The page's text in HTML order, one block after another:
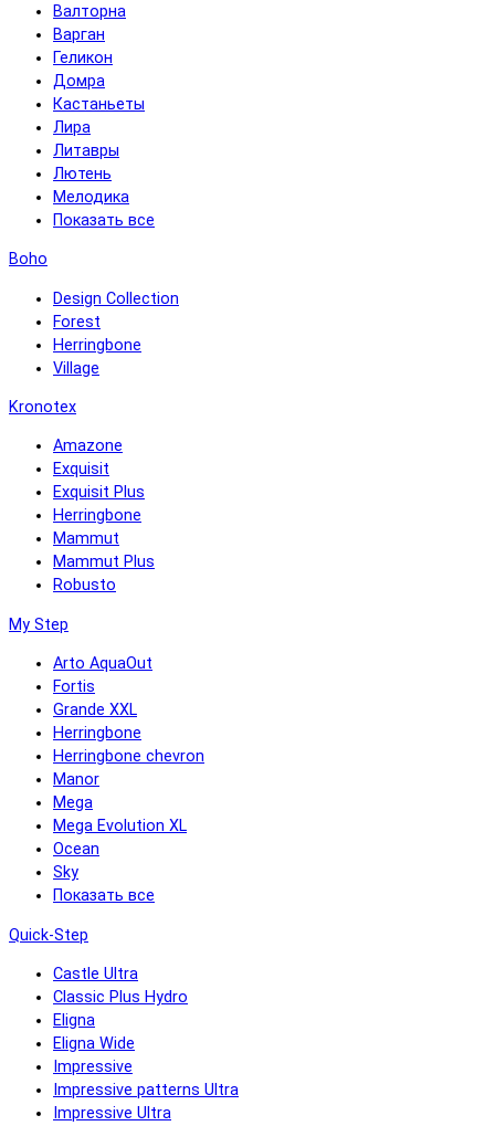
Валторна
Варган
Геликон
Домра
Кастаньеты
Лира
Литавры
Лютень
Мелодика
Показать все
Boho
Design Collection
Forest
Herringbone
Village
Kronotex
Amazone
Exquisit
Exquisit Plus
Herringbone
Mammut
Mammut Plus
Robusto
My Step
Arto AquaOut
Fortis
Grande XXL
Herringbone
Herringbone chevron
Manor
Mega
Mega Evolution XL
Ocean
Sky
Показать все
Quick-Step
Castle Ultra
Classic Plus Hydro
Eligna
Eligna Wide
Impressive
Impressive patterns Ultra
Impressive Ultra